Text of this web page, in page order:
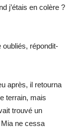
j’étais en colère ?
répondit-
après, il retourna
terrain, mais
trouvé un
ne cessa